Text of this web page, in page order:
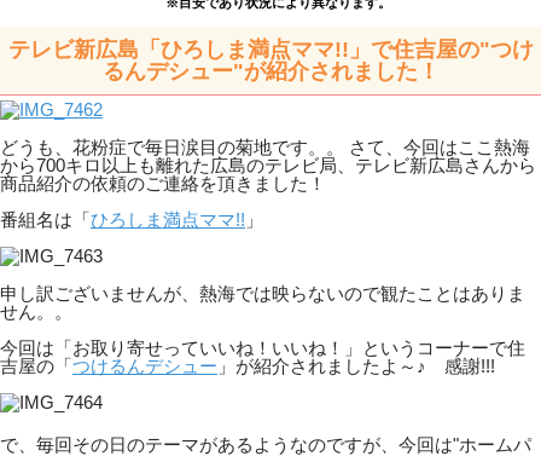
テレビ新広島「ひろしま満点ママ!!」で住吉屋の"つけ
るんデシュー"が紹介されました！
どうも、花粉症で毎日涙目の菊地です。。 さて、今回はここ熱海
から700キロ以上も離れた広島のテレビ局、テレビ新広島さんから
商品紹介の依頼のご連絡を頂きました！
番組名は「ひろしま満点ママ!! 」
申し訳ございませんが、熱海では映らないので観たことはありま
せん。。
今回は「お取り寄せっていいね！いいね！」というコーナーで住
吉屋の「つけるんデシュー 」が紹介されましたよ～♪ 感謝!!!
で、毎回その日のテーマがあるようなのですが、今回は"ホームパ